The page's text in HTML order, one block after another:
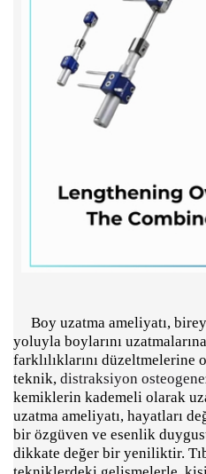
Boy uzatma ameliyatı,
yoluyla boylarını
farklılıklarını düzeltmelerine
teknik, distraksiyon
kemiklerin kademeli olarak
uzatma ameliyatı, hayatları
bir özgüven ve esenlik
dikkate değer bir yeniliktir.